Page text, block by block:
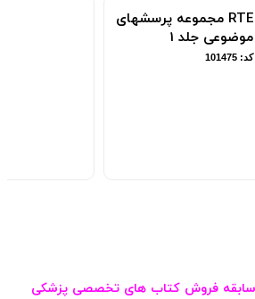
RTE مجموعه پرسشهای
موضوعی جلد 1
کد: 101475